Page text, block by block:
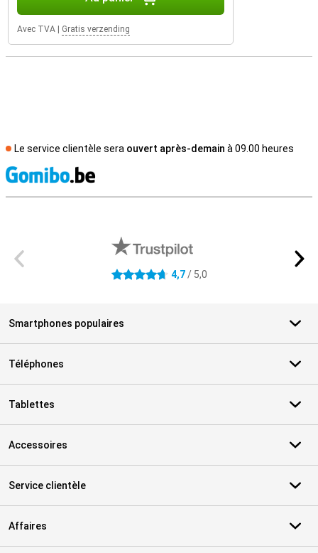
Avec TVA Gratis verzending
Le service clientèle sera ouvert après-demain à 09.00 heures
4.7 étoiles 4,7/ 5,0
Smartphones populaires
Téléphones
Tablettes
Accessoires
Service clientèle
Affaires